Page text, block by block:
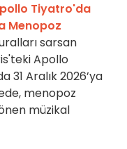
Tiyatro'da
Menopoz
sarsan
Apollo
31 Aralık 2026’ya
menopoz
müzikal